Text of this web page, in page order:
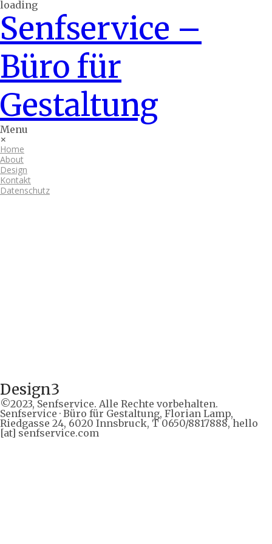
loading
Senfservice –
Büro für
Gestaltung
Menu
×
Home
About
Design
Kontakt
Datenschutz
Design3
©2023, Senfservice. Alle Rechte vorbehalten.
Senfservice · Büro für Gestaltung, Florian Lamp,
Riedgasse 24, 6020 Innsbruck, T 0650/8817888, hello
[at] senfservice.com